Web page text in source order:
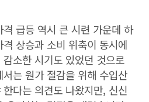
급등 역시 큰 시련 가운데 하
상승과 소비 위축이 동시에
소한 시기도 있었던 것으로
는 원가 절감을 위해 수입산
다는 의견도 나왔지만, 신신